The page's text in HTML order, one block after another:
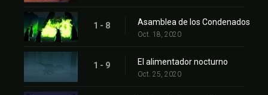
1 - 8 Asamblea de los Condenados
Oct. 18, 2020
1 - 9 El alimentador nocturno
Oct. 25, 2020